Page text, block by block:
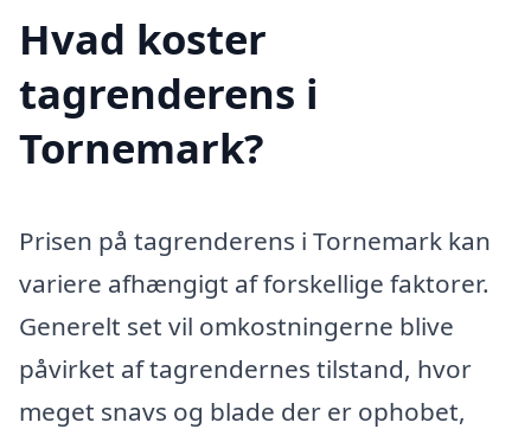
Hvad koster
tagrenderens i
Tornemark?
Prisen på tagrenderens i Tornemark kan
variere afhængigt af forskellige faktorer.
Generelt set vil omkostningerne blive
påvirket af tagrendernes tilstand, hvor
meget snavs og blade der er ophobet,